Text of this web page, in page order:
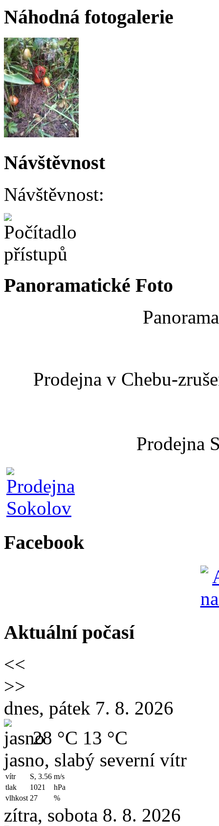
Náhodná fotogalerie
Návštěvnost
Návštěvnost:
Panoramatické Foto
Prodejna v Chebu-
Prodejna
Facebook
Aktuální počasí
<<
>>
dnes, pátek 7. 8. 2026
28 °C 13 °C
jasno, slabý severní vítr
vítr S, 3.56 m/s
tlak
1021
hPa
vlhkost 27 %
zítra, sobota 8. 8. 2026